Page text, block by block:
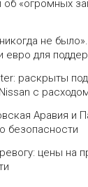
об «огромных
не
евро для
раскрыты
с
Аравия и
безопасности
цены на